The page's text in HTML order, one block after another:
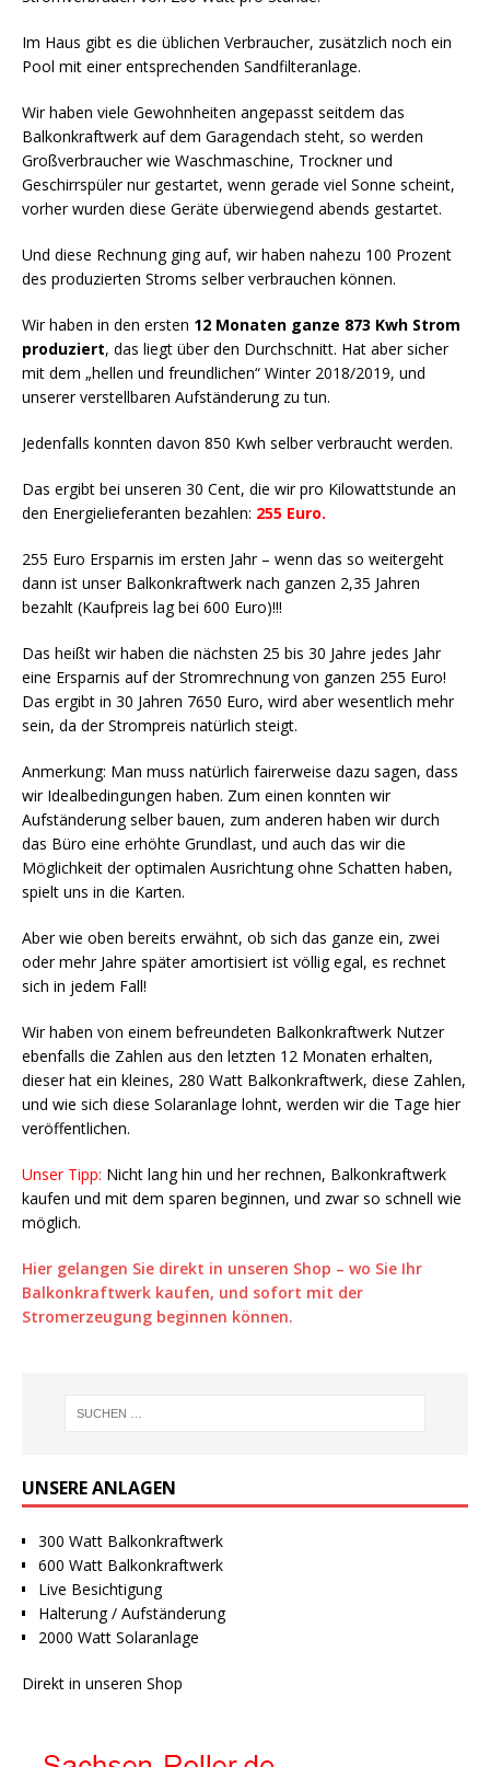
Im Haus gibt es die üblichen Verbraucher, zusätzlich noch ein
Pool mit einer entsprechenden Sandfilteranlage.
Wir haben viele Gewohnheiten angepasst seitdem das
Balkonkraftwerk auf dem Garagendach steht, so werden
Großverbraucher wie Waschmaschine, Trockner und
Geschirrspüler nur gestartet, wenn gerade viel Sonne scheint,
vorher wurden diese Geräte überwiegend abends gestartet.
Und diese Rechnung ging auf, wir haben nahezu 100 Prozent
des produzierten Stroms selber verbrauchen können.
Wir haben in den ersten 12 Monaten ganze 873 Kwh Strom
produziert, das liegt über den Durchschnitt. Hat aber sicher
mit dem „hellen und freundlichen“ Winter 2018/2019, und
unserer verstellbaren Aufständerung zu tun.
Jedenfalls konnten davon 850 Kwh selber verbraucht werden.
Das ergibt bei unseren 30 Cent, die wir pro Kilowattstunde an
den Energielieferanten bezahlen: 255 Euro.
255 Euro Ersparnis im ersten Jahr – wenn das so weitergeht
dann ist unser Balkonkraftwerk nach ganzen 2,35 Jahren
bezahlt (Kaufpreis lag bei 600 Euro)!!!
Das heißt wir haben die nächsten 25 bis 30 Jahre jedes Jahr
eine Ersparnis auf der Stromrechnung von ganzen 255 Euro!
Das ergibt in 30 Jahren 7650 Euro, wird aber wesentlich mehr
sein, da der Strompreis natürlich steigt.
Anmerkung: Man muss natürlich fairerweise dazu sagen, dass
wir Idealbedingungen haben. Zum einen konnten wir
Aufständerung selber bauen, zum anderen haben wir durch
das Büro eine erhöhte Grundlast, und auch das wir die
Möglichkeit der optimalen Ausrichtung ohne Schatten haben,
spielt uns in die Karten.
Aber wie oben bereits erwähnt, ob sich das ganze ein, zwei
oder mehr Jahre später amortisiert ist völlig egal, es rechnet
sich in jedem Fall!
Wir haben von einem befreundeten Balkonkraftwerk Nutzer
ebenfalls die Zahlen aus den letzten 12 Monaten erhalten,
dieser hat ein kleines, 280 Watt Balkonkraftwerk, diese Zahlen,
und wie sich diese Solaranlage lohnt, werden wir die Tage hier
veröffentlichen.
Unser Tipp: Nicht lang hin und her rechnen, Balkonkraftwerk
kaufen und mit dem sparen beginnen, und zwar so schnell wie
möglich.
Hier gelangen Sie direkt in unseren Shop – wo Sie Ihr
Balkonkraftwerk kaufen, und sofort mit der
Stromerzeugung beginnen können.
UNSERE ANLAGEN
300 Watt Balkonkraftwerk
600 Watt Balkonkraftwerk
Live Besichtigung
Halterung / Aufständerung
2000 Watt Solaranlage
Direkt in unseren Shop